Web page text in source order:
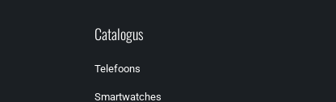
Catalogus
Telefoons
Smartwatches